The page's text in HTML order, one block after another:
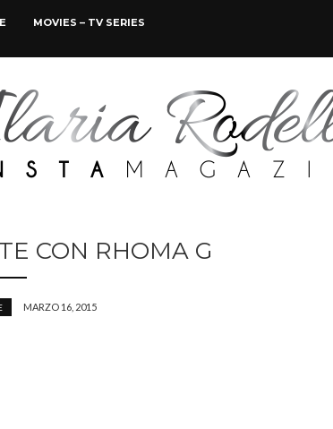
MOVIES – TV SERIES
CON RHOMA G
MARZO 16, 2015